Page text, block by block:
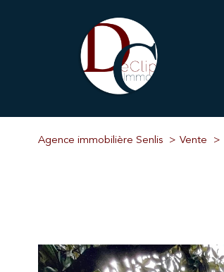
Agence immobilière Senlis Vente